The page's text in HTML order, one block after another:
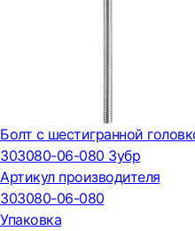
Болт с шестигранной
303080-06-080 Зубр
Артикул производителя
303080-06-080
Упаковка